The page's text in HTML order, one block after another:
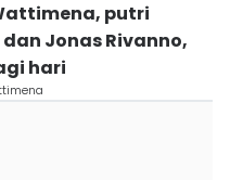
putri
Jonas Rivanno,
hari